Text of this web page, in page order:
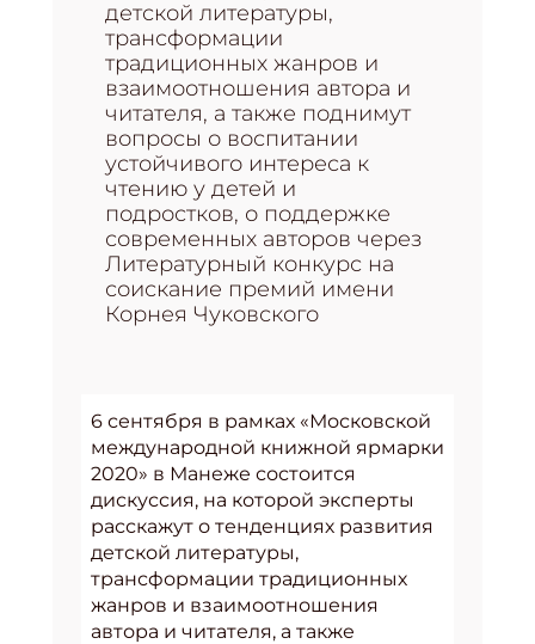
детской литературы,
трансформации
традиционных жанров и
взаимоотношения автора и
читателя, а также поднимут
вопросы о воспитании
устойчивого интереса к
чтению у детей и
подростков, о поддержке
современных авторов через
Литературный конкурс на
соискание премий имени
Корнея Чуковского
6 сентября в рамках «Московской
международной книжной ярмарки
2020» в Манеже состоится
дискуссия, на которой эксперты
расскажут о тенденциях развития
детской литературы,
трансформации традиционных
жанров и взаимоотношения
автора и читателя, а также